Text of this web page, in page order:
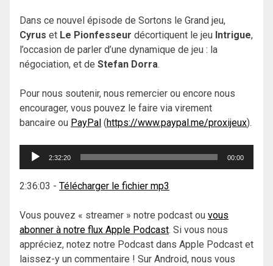
Dans ce nouvel épisode de Sortons le Grand jeu,
Cyrus et Le Pionfesseur décortiquent le jeu Intrigue,
l’occasion de parler d’une dynamique de jeu : la
négociation, et de Stefan Dorra.
Pour nous soutenir, nous remercier ou encore nous
encourager, vous pouvez le faire via virement
bancaire ou PayPal (https://www.paypal.me/proxijeux).
Lecteur
2:32:20 00:00
2:36:03 - Télécharger le fichier mp3
Vous pouvez « streamer » notre podcast ou vous
abonner à notre flux Apple Podcast. Si vous nous
appréciez, notez notre Podcast dans Apple Podcast et
laissez-y un commentaire ! Sur Android, nous vous